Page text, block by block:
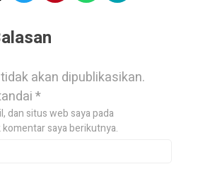
akan dipublikasikan.
*
dan situs web saya pada
saya berikutnya.